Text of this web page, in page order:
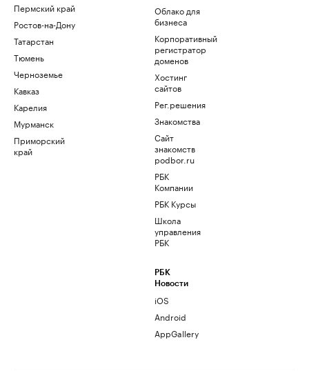
Пермский край
Ростов-на-Дону
Татарстан
Тюмень
Черноземье
Кавказ
Карелия
Мурманск
Приморский
край
Облако для
бизнеса
Корпоративный
регистратор
доменов
Хостинг
сайтов
Рег.решения
Знакомства
Сайт
знакомств
podbor.ru
РБК
Компании
РБК Курсы
Школа
управления
РБК
РБК
Новости
iOS
Android
AppGallery